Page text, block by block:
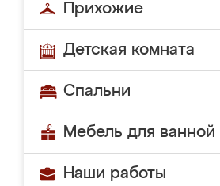
Прихожие
Детская комната
Спальни
Мебель для ванной
Наши работы